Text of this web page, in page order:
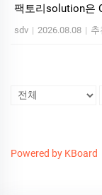
팩토리solution은
sdv | 2026.08.08 | 추
Powered by KBoard